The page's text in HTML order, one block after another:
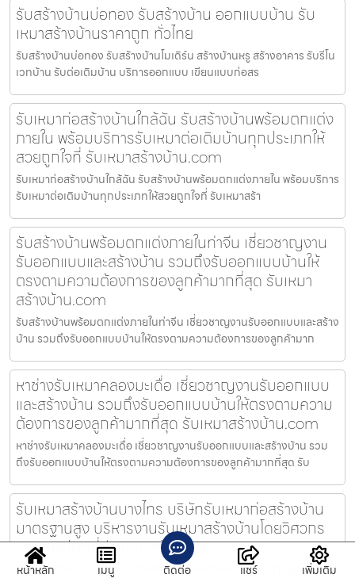
รับสร้างบ้านบ่อทอง รับสร้างบ้าน ออกแบบบ้าน รับ
เหมาสร้างบ้านราคาถูก ทั่วไทย
รับสร้างบ้านบ่อทอง รับสร้างบ้านโมเดิร์น สร้างบ้านหรู สร้างอาคาร รับรีโน
เวทบ้าน รับต่อเติมบ้าน บริการออกแบบ เขียนแบบก่อสร
รับเหมาก่อสร้างบ้านใกล้ฉัน รับสร้างบ้านพร้อมตกแต่ง
ภายใน พร้อมบริการรับเหมาต่อเติมบ้านทุกประเภทให้
สวยถูกใจที่ รับเหมาสร้างบ้าน.com
รับเหมาก่อสร้างบ้านใกล้ฉัน รับสร้างบ้านพร้อมตกแต่งภายใน พร้อมบริการ
รับเหมาต่อเติมบ้านทุกประเภทให้สวยถูกใจที่ รับเหมาสร้า
รับสร้างบ้านพร้อมตกแต่งภายในท่าจีน เชี่ยวชาญงาน
รับออกแบบและสร้างบ้าน รวมถึงรับออกแบบบ้านให้
ตรงตามความต้องการของลูกค้ามากที่สุด รับเหมา
สร้างบ้าน.com
รับสร้างบ้านพร้อมตกแต่งภายในท่าจีน เชี่ยวชาญงานรับออกแบบและสร้าง
บ้าน รวมถึงรับออกแบบบ้านให้ตรงตามความต้องการของลูกค้ามาก
หาช่างรับเหมาคลองมะเดื่อ เชี่ยวชาญงานรับออกแบบ
และสร้างบ้าน รวมถึงรับออกแบบบ้านให้ตรงตามความ
ต้องการของลูกค้ามากที่สุด รับเหมาสร้างบ้าน.com
หาช่างรับเหมาคลองมะเดื่อ เชี่ยวชาญงานรับออกแบบและสร้างบ้าน รวม
ถึงรับออกแบบบ้านให้ตรงตามความต้องการของลูกค้ามากที่สุด รับ
รับเหมาสร้างบ้านบางไทร บริษัทรับเหมาก่อสร้างบ้าน
มาตรฐานสูง บริหารงานรับเหมาสร้างบ้านโดยวิศวกร
และสถาปนิกที่ รับเหมาสร้างบ้าน.com
รับเหมาสร้างบ้านบางไทร บริษัทรับเหมาก่อสร้างบ้านมาตรฐานสูง บริหาร
หน้าหลัก เมนู ติดต่อ แชร์ เพิ่มเติม